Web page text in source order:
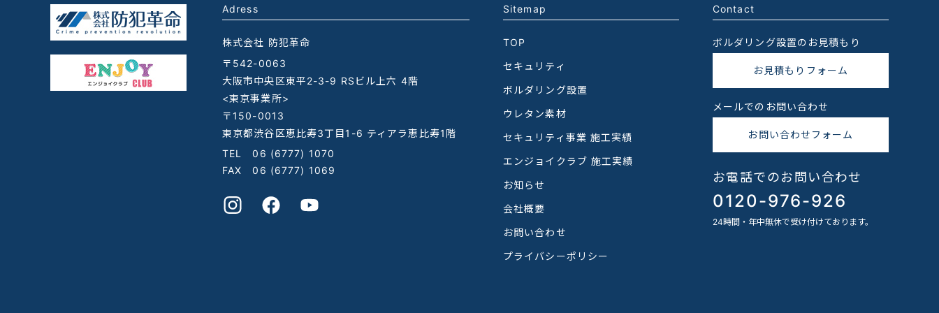
Adress
株式会社 防犯革命
〒542-0063
大阪市中央区東平2-3-9 RSビル上六 4階
<東京事業所>
〒150-0013
東京都渋谷区恵比寿3丁目1-6 ティアラ恵比寿1階
TEL06 (6777) 1070
FAX 06 (6777) 1069
Sitemap
TOP
セキュリティ
ボルダリング設置
ウレタン素材
セキュリティ事業 施工実績
エンジョイクラブ 施工実績
お知らせ
会社概要
お問い合わせ
プライバシーポリシー
Contact
ボルダリング設置のお見積もり
お見積もりフォーム
メールでのお問い合わせ
お問い合わせフォーム
お電話でのお問い合わせ
0120-976-926
24時間・年中無休で受け付けております。